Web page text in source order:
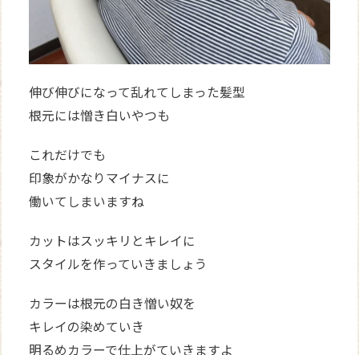
伸び伸びになって乱れてしまった髪型
根元には憎き白いやつも
これだけでも
印象がかなりマイナスに
働いてしまいますね
カットはスッキリとキレイに
スタイルを作っていきましょう
カラーは根元の白き憎い奴を
キレイの染めていき
明るめカラーで仕上がていきますよ